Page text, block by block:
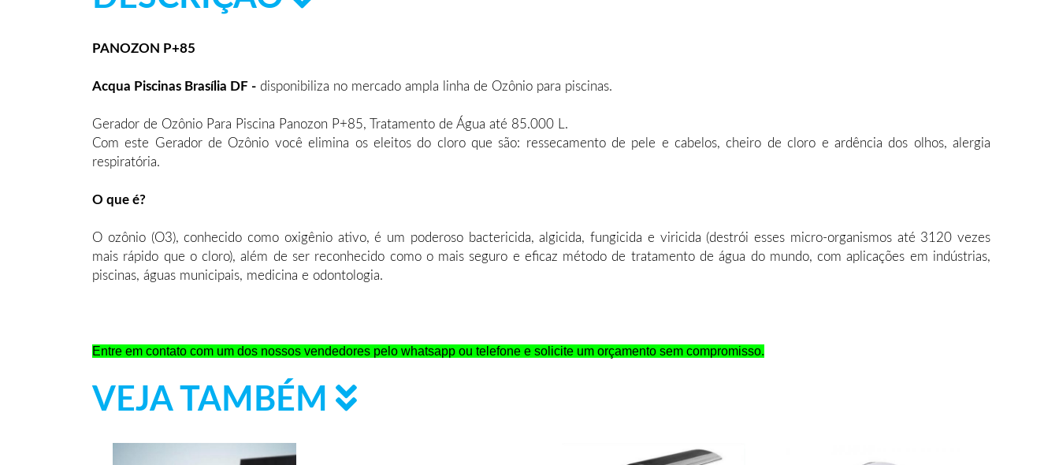
PANOZON P+85
Acqua Piscinas Brasília DF - disponibiliza no mercado ampla linha de Ozônio para piscinas.
Gerador de Ozônio Para Piscina Panozon P+85, Tratamento de Água até 85.000 L.
Com este Gerador de Ozônio você elimina os eleitos do cloro que são: ressecamento de pele e cabelos, cheiro de cloro e ardência dos olhos, alergia
respiratória.
O que é?
O ozônio (O3), conhecido como oxigênio ativo, é um poderoso bactericida, algicida, fungicida e viricida (destrói esses micro-organismos até 3120 vezes
mais rápido que o cloro), além de ser reconhecido como o mais seguro e eficaz método de tratamento de água do mundo, com aplicações em indústrias,
piscinas, águas municipais, medicina e odontologia.
Entre em contato com um dos nossos vendedores pelo whatsapp ou telefone e solicite um orçamento sem compromisso.
VEJA TAMBÉM